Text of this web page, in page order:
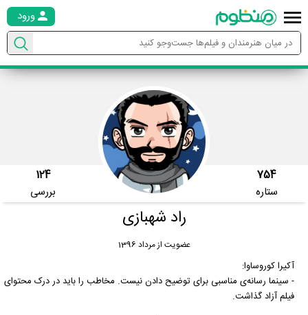
ورود
754
ستاره
124
بررسی
راد شهبازی
عضویت از مرداد 1396
آکیرا کوروساوا:
- سینما رسانه‌ی مناسبی برای توضیح دادن نیست. مخاطب را باید در درک محتوای
فیلم آزاد گذاشت.